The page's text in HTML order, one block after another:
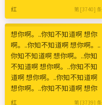
红 第 [3740] 条
想你啊。..你知不知道啊 想你
啊。..你知不知道啊 想你啊。..
你知不知道啊 想你啊。..你知
不知道啊 想你啊。..你知不知
道啊 想你啊。..你知不知道啊
想你啊。..你知不知道啊 想你
红 第 [3739] 条